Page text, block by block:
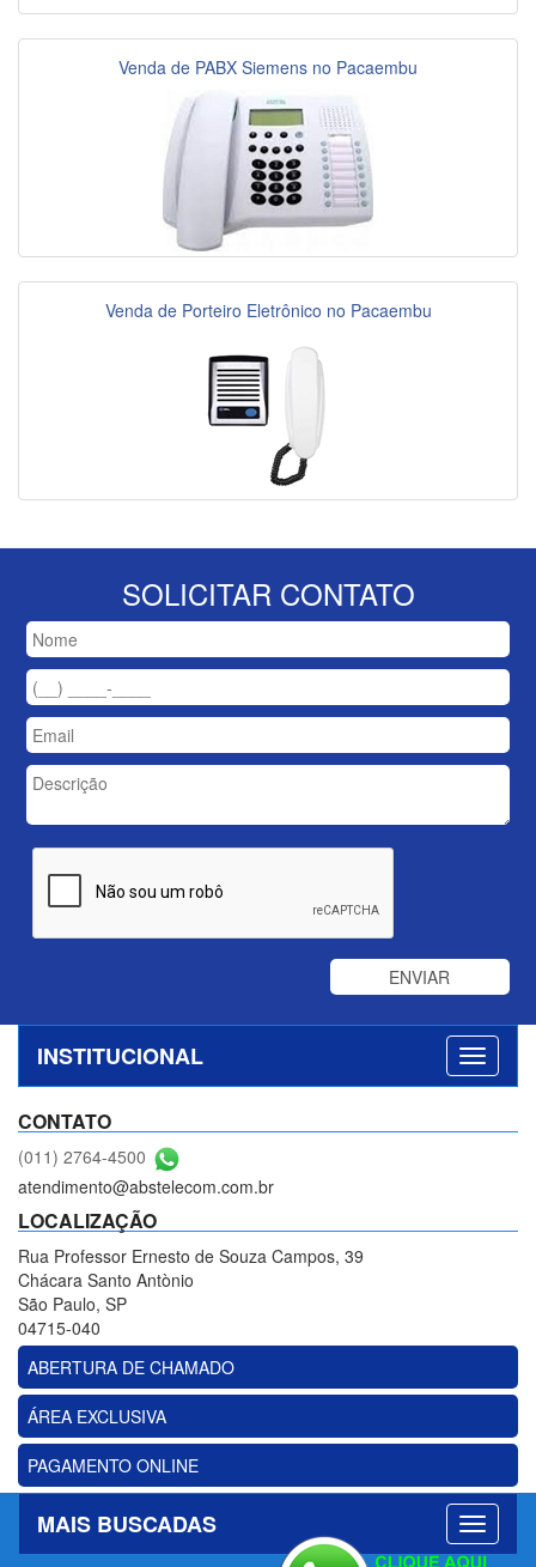
Venda de PABX Siemens no Pacaembu
Venda de Porteiro Eletrônico no Pacaembu
SOLICITAR CONTATO
INSTITUCIONAL
CONTATO
(011) 2764-4500
atendimento@abstelecom.com.br
LOCALIZAÇÃO
Rua Professor Ernesto de Souza Campos, 39
Chácara Santo Antònio
São Paulo, SP
04715-040
ABERTURA DE CHAMADO
ÁREA EXCLUSIVA
PAGAMENTO ONLINE
MAIS BUSCADAS